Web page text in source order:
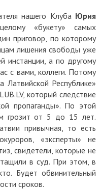
нашего Клуба Юрия
«букету» самых
приговор, по которому
лишения свободы уже
инстанции, а по другому
с вами, коллеги. Потому
Республике»
который следствие
пропаганды». По этой
грозит от 5 до 15 лет.
привычная, то есть
«эксперты» не
свидетели, которые не
в суд. При этом, в
Будет обвинительный
сроков.